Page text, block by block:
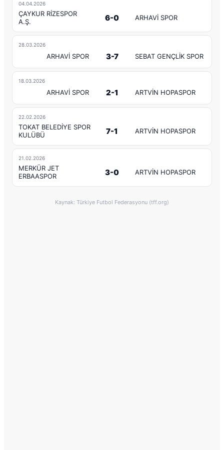
04.04.2026
ÇAYKUR RİZESPOR
A.Ş.
6-0 ARHAVİ SPOR
28.03.2026
ARHAVİ SPOR 3-7 SEBAT GENÇLİK SPOR
18.03.2026
ARHAVİ SPOR 2-1 ARTVİN HOPASPOR
22.02.2026
TOKAT BELEDİYE SPOR
KULÜBÜ
7-1 ARTVİN HOPASPOR
21.02.2026
MERKÜR JET
ERBAASPOR
3-0 ARTVİN HOPASPOR
Kaynak: Türkiye Futbol Federasyonu (tff.org)